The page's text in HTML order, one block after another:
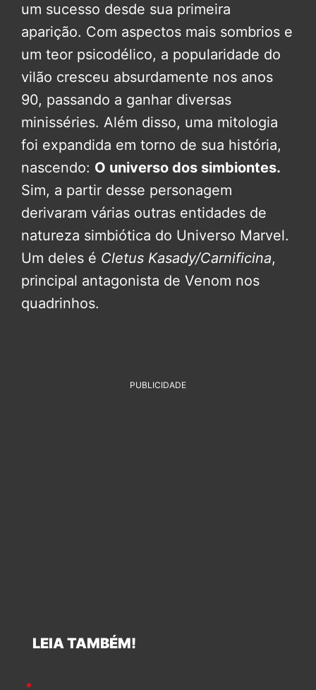
um sucesso desde sua primeira
aparição. Com aspectos mais sombrios e
um teor psicodélico, a popularidade do
vilão cresceu absurdamente nos anos
90, passando a ganhar diversas
minisséries. Além disso, uma mitologia
foi expandida em torno de sua história,
nascendo: O universo dos simbiontes.
Sim, a partir desse personagem
derivaram várias outras entidades de
natureza simbiótica do Universo Marvel.
Um deles é Cletus Kasady/Carnificina,
principal antagonista de Venom nos
quadrinhos.
PUBLICIDADE
LEIA TAMBÉM!